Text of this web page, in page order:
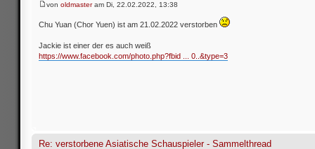
von oldmasteram Di, 22.02.2022, 13:38
Chu Yuan (Chor Yuen) ist am 21.02.2022 verstorben
Jackie ist einer der es auch weiß
https://www.facebook.com/photo.php?fbid ... 0..&type=3
Re: verstorbene Asiatische Schauspieler - Sammelthread